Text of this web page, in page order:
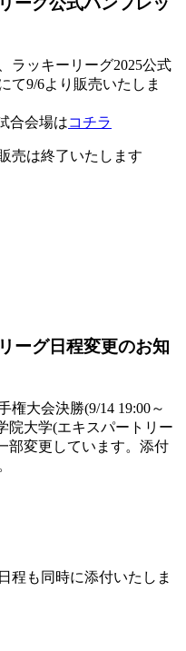
ラッキーリーグ2025公式
て9/6より販売いたしま
合会場はコチラ
売は終了いたします
ーグ日程変更のお知
権大会決勝(9/14 19:00～
院大学(エキスパートリー
部変更しています。添付
程も同時に添付いたしま